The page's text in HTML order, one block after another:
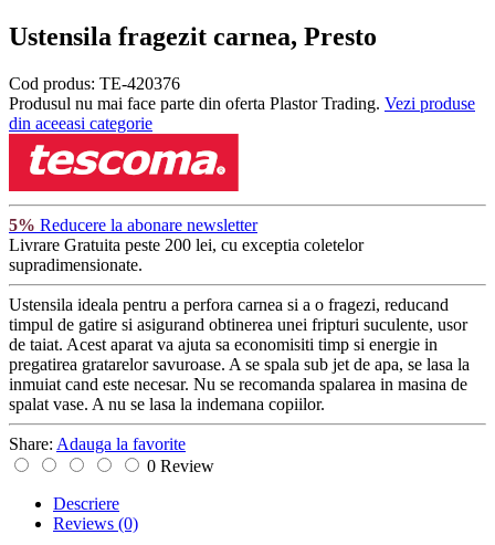
Ustensila fragezit carnea, Presto
Cod produs: TE-420376
Produsul nu mai face parte din oferta Plastor Trading. Vezi produse
din aceeasi categorie
5% Reducere la abonare newsletter
Livrare Gratuita peste 200 lei, cu exceptia coletelor
supradimensionate.
Ustensila ideala pentru a perfora carnea si a o fragezi, reducand
timpul de gatire si asigurand obtinerea unei fripturi suculente, usor
de taiat. Acest aparat va ajuta sa economisiti timp si energie in
pregatirea gratarelor savuroase. A se spala sub jet de apa, se lasa la
inmuiat cand este necesar. Nu se recomanda spalarea in masina de
spalat vase. A nu se lasa la indemana copiilor.
Share: Adauga la favorite
0 Review
Descriere
Reviews (0)